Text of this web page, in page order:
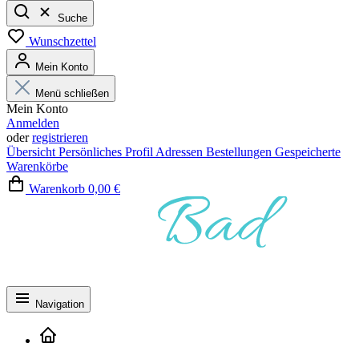
Suche
Wunschzettel
Mein Konto
Menü schließen
Mein Konto
Anmelden
oderregistrieren
Übersicht Persönliches Profil Adressen Bestellungen Gespeicherte
Warenkörbe
Warenkorb 0,00 €
Navigation